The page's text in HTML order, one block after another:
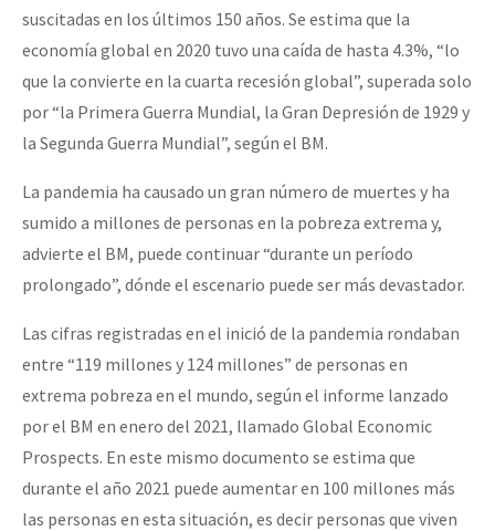
Migración
Presos
Mujeres
Niñxs
ETIQUETAS
MULTIMEDIA
Otras secciones
Semillero Guerra contra la Humanidad. (Las poblaciones y
la naturaleza bajo asedio)
Libros para descargar
“Sonhando a Terra do Bem Virá” se publica no Estado Espanhol
[25 abr – CDMX] Tokín por el CNI: 30 años de Resistencia y
suscitadas en los últimos 150 años. Se estima que la
economía global en 2020 tuvo una caída de hasta 4.3%, “lo
que la convierte en la cuarta recesión global”, superada solo
por “la Primera Guerra Mundial, la Gran Depresión de 1929 y
la Segunda Guerra Mundial”, según el BM.
La pandemia ha causado un gran número de muertes y ha
sumido a millones de personas en la pobreza extrema y,
advierte el BM, puede continuar “durante un período
prolongado”, dónde el escenario puede ser más devastador.
Las cifras registradas en el inició de la pandemia rondaban
entre “119 millones y 124 millones” de personas en
extrema pobreza en el mundo, según el informe lanzado
por el BM en enero del 2021, llamado Global Economic
Prospects. En este mismo documento se estima que
durante el año 2021 puede aumentar en 100 millones más
las personas en esta situación, es decir personas que viven